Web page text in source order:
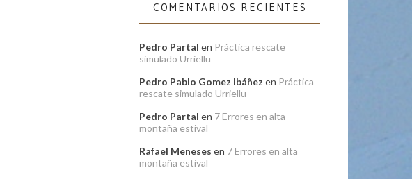
COMENTARIOS RECIENTES
Pedro Partal en Práctica rescate
simulado Urriellu
Pedro Pablo Gomez Ibáñez en Práctica
rescate simulado Urriellu
Pedro Partal en 7 Errores en alta
montaña estival
Rafael Meneses en 7 Errores en alta
montaña estival